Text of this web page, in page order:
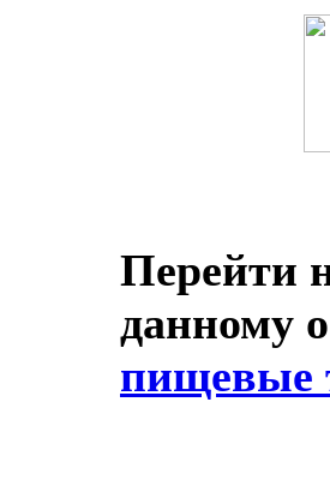
Перейти
данному
пищевые